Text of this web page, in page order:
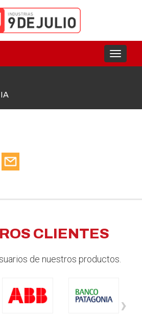
Toggle
CLIENTES
de nuestros productos.
›